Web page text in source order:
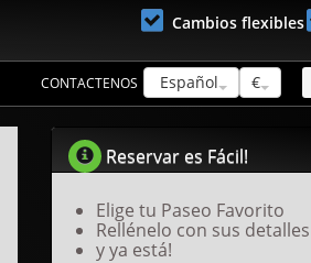
Cambios flexibles
CONTACTENOS Español €
Reservar es Fácil!
Elige tu Paseo Favorito
Rellénelo con sus detalles
y ya está!